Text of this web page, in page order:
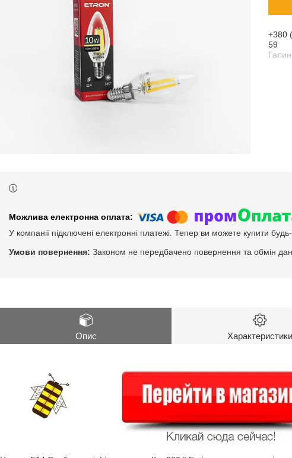
+380
59
У компанії підключені електронні платежі. Тепер ви можете купити
Законом не передбачено повернення та обмін
Опис Характеристики